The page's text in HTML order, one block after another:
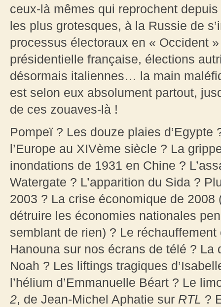
ceux-là mêmes qui reprochent
les plus grotesques, à la Russie de
processus électoraux en « Occident
présidentielle française, élections
désormais italiennes… la main
est selon eux absolument partout,
de ces zouaves-là !
Pompeï ? Les douze plaies
l’Europe au XIVème siècle ? La
inondations de 1931 en Chine ?
Watergate ? L’apparition du Sida ?
2003 ? La crise économique de 2008
détruire les économies nationales
semblant de rien) ? Le
Hanouna sur nos écrans de télé ?
Noah ? Les liftings tragiques
l’hélium d’Emmanuelle Béart ? Le
2, de Jean-Michel Aphatie sur RTL ?